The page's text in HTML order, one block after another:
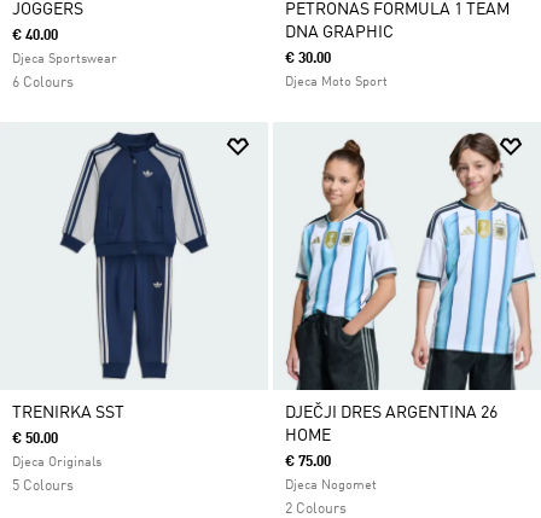
JOGGERS
€ 40.00
Djeca Sportswear
6 Colours
PETRONAS FORMULA 1 TEAM
DNA GRAPHIC
€ 30.00
Djeca Moto Sport
TRENIRKA SST
€ 50.00
Djeca Originals
5 Colours
DJEČJI DRES ARGENTINA 26
HOME
€ 75.00
Djeca Nogomet
2 Colours